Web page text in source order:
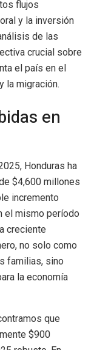
flujos
y la inversión
de las
crucial sobre
el país en el
la migración.
en
Honduras ha
$4,600 millones
incremento
el mismo período
creciente
no solo como
familias, sino
la economía
que
$900